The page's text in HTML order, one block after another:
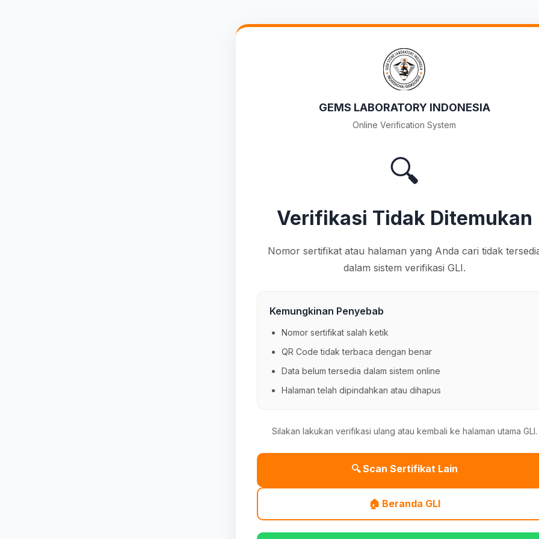
GEMS LABORATORY INDONESIA
Online Verification System
🔍
Verifikasi Tidak Ditemukan
Nomor sertifikat atau halaman yang Anda cari tidak
dalam sistem verifikasi GLI.
Kemungkinan Penyebab
Nomor sertifikat salah ketik
QR Code tidak terbaca dengan benar
Data belum tersedia dalam sistem online
Halaman telah dipindahkan atau dihapus
Silakan lakukan verifikasi ulang atau kembali ke halaman utama GLI.
🔍 Scan Sertifikat Lain
🏠 Beranda GLI